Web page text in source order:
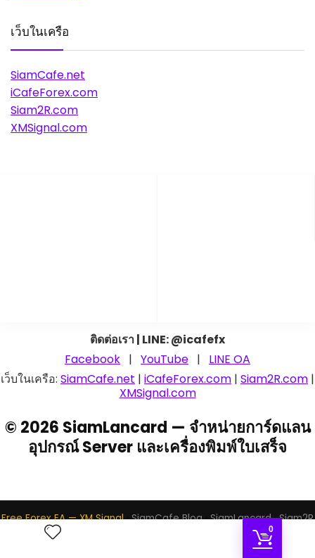
0
เว็บในเครือ
SiamCafe.net
iCafeForex.com
Siam2R.com
XMSignal.com
ติดต่อเรา | LINE: @icafefx
Facebook | YouTube |
LINE OA
เว็บในเครือ: SiamCafe.net | iCafeForex.com | Siam2R.com |
XMSignal.com
© 2026 SiamLancard — จำหน่ายการ์ดแลน
อุปกรณ์ Server และเครื่องพิมพ์ใบเสร็จ
Free Forex EA — XM Signal·SiamCafe Blog·SiamLancard·Siam2R